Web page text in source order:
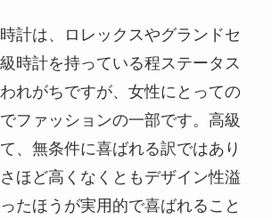
計は、ロレックスやグランドセ
時計を持っている程ステータス
れがちですが、女性にとっての
ファッションの一部です。高級
、無条件に喜ばれる訳ではあり
ほど高くなくともデザイン性溢
たほうが実用的で喜ばれること